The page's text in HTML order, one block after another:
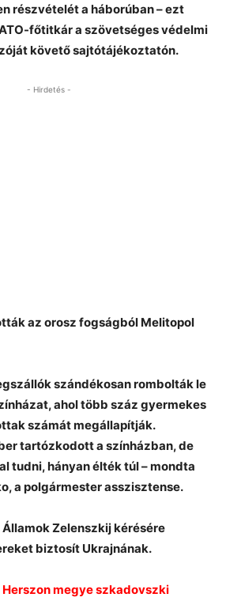
részvételét a háborúban – ezt
főtitkár a szövetséges védelmi
követő sajtótájékoztatón.
- Hirdetés -
az orosz fogságból Melitopol
szándékosan rombolták le
ahol több száz gyermekes
számát megállapítják.
tartózkodott a színházban, de
tudni, hányan élték túl – mondta
a polgármester asszisztense.
Államok Zelenszkij kérésére
biztosít Ukrajnának.
megye szkadovszki